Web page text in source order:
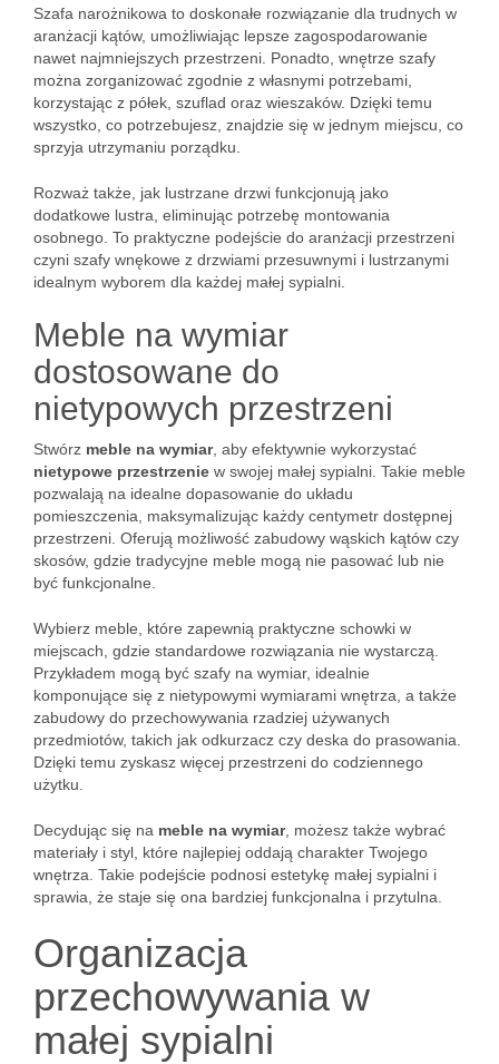
Szafa narożnikowa to doskonałe rozwiązanie dla trudnych w
aranżacji kątów, umożliwiając lepsze zagospodarowanie
nawet najmniejszych przestrzeni. Ponadto, wnętrze szafy
można zorganizować zgodnie z własnymi potrzebami,
korzystając z półek, szuflad oraz wieszaków. Dzięki temu
wszystko, co potrzebujesz, znajdzie się w jednym miejscu, co
sprzyja utrzymaniu porządku.
Rozważ także, jak lustrzane drzwi funkcjonują jako
dodatkowe lustra, eliminując potrzebę montowania
osobnego. To praktyczne podejście do aranżacji przestrzeni
czyni szafy wnękowe z drzwiami przesuwnymi i lustrzanymi
idealnym wyborem dla każdej małej sypialni.
Meble na wymiar
dostosowane do
nietypowych przestrzeni
Stwórz meble na wymiar, aby efektywnie wykorzystać
nietypowe przestrzenie w swojej małej sypialni. Takie meble
pozwalają na idealne dopasowanie do układu
pomieszczenia, maksymalizując każdy centymetr dostępnej
przestrzeni. Oferują możliwość zabudowy wąskich kątów czy
skosów, gdzie tradycyjne meble mogą nie pasować lub nie
być funkcjonalne.
Wybierz meble, które zapewnią praktyczne schowki w
miejscach, gdzie standardowe rozwiązania nie wystarczą.
Przykładem mogą być szafy na wymiar, idealnie
komponujące się z nietypowymi wymiarami wnętrza, a także
zabudowy do przechowywania rzadziej używanych
przedmiotów, takich jak odkurzacz czy deska do prasowania.
Dzięki temu zyskasz więcej przestrzeni do codziennego
użytku.
Decydując się na meble na wymiar, możesz także wybrać
materiały i styl, które najlepiej oddają charakter Twojego
wnętrza. Takie podejście podnosi estetykę małej sypialni i
sprawia, że staje się ona bardziej funkcjonalna i przytulna.
Organizacja
przechowywania w
małej sypialni